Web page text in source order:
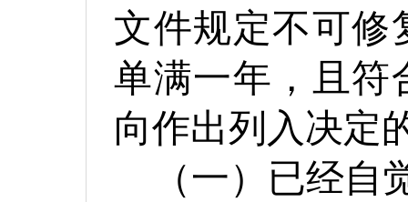
文件规定不可修
单满一年，且符
向作出列入决定
（一）已经